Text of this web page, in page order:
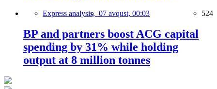
Express analysis, 07 avqust, 00:03 524
BP and partners boost ACG capital
spending by 31% while holding
output at 8 million tonnes